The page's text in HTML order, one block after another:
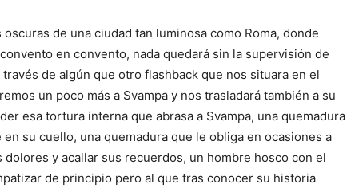
de una ciudad tan luminosa como Roma, donde
en convento, nada quedará sin la supervisión de
través de algún que otro flashback que nos situara en el
un poco más a Svampa y nos trasladará también a su
esa tortura interna que abrasa a Svampa, una quemadura
su cuello, una quemadura que le obliga en ocasiones a
dolores y acallar sus recuerdos, un hombre hosco con el
de principio pero al que tras conocer su historia